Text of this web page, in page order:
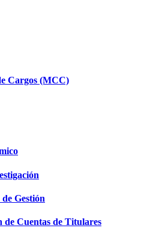
Cargos (MCC)
Gestión
de Cuentas de Titulares